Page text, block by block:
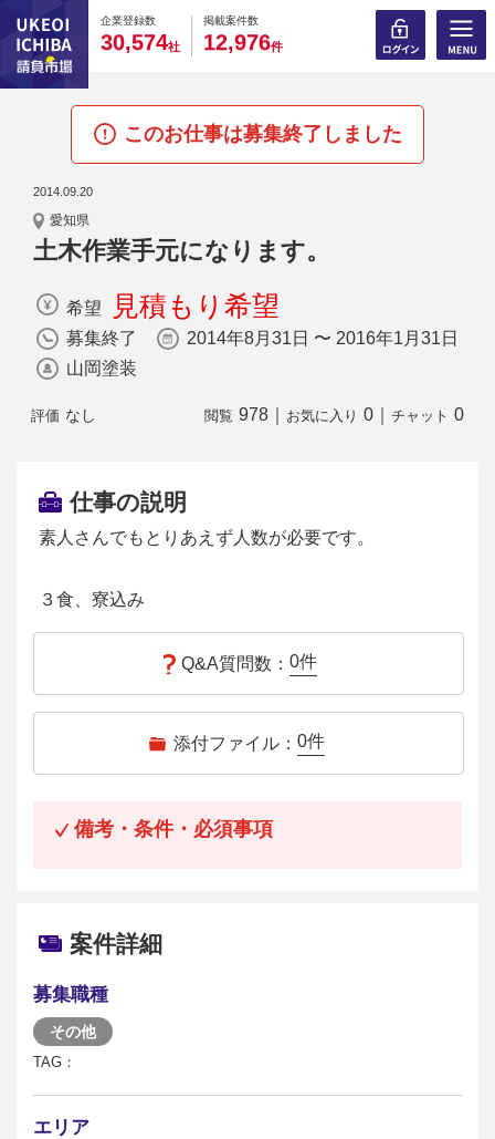
企業登録数
0
3
0
0,
0
5
0
74社
掲載案件数
0
1
0
2,
0
9
0
76件
このお仕事は募集終了しました
2014.09.20
愛知県
土木作業手元になります。
希望 見積もり希望
募集終了
2014年8月31日 〜 2016年1月31日
山岡塗装
評価 なし 閲覧 978 お気に入り 0 チャット 0
仕事の説明
素人さんでもとりあえず人数が必要です。
３食、寮込み
Q&A質問数： 0件
添付ファイル： 0件
備考・条件・必須事項
案件詳細
募集職種
その他
TAG：
エリア